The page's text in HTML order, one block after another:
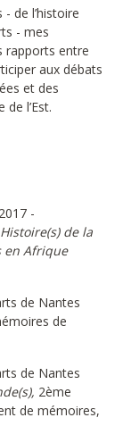
de l’histoire
- mes
rapports entre
aux débats
et des
l’Est.
-
Histoire(s) de la
en Afrique
de Nantes
de
de Nantes
2ème
de mémoires,